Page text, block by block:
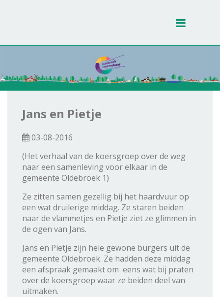
Toggle
Jans en Pietje
03-08-2016
(Het verhaal van de koersgroep over de weg
naar een samenleving voor elkaar in de
gemeente Oldebroek 1)
Ze zitten samen gezellig bij het haardvuur op
een wat druilerige middag. Ze staren beiden
naar de vlammetjes en Pietje ziet ze glimmen in
de ogen van Jans.
Jans en Pietje zijn hele gewone burgers uit de
gemeente Oldebroek. Ze hadden deze middag
een afspraak gemaakt om eens wat bij praten
over de koersgroep waar ze beiden deel van
uitmaken.